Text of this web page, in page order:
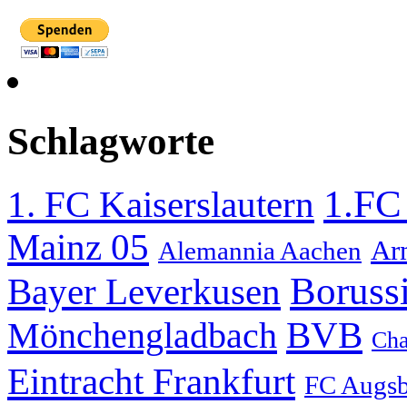
Schlagworte
1. FC Kaiserslautern
Mainz 05 Alemannia Aachen
Bayer Leverkusen
Mönchengladbach BVB
Eintracht Frankfurt FC